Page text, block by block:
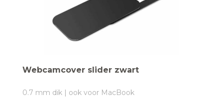
Webcamcover slider zwart
0.7 mm dik | ook voor MacBook